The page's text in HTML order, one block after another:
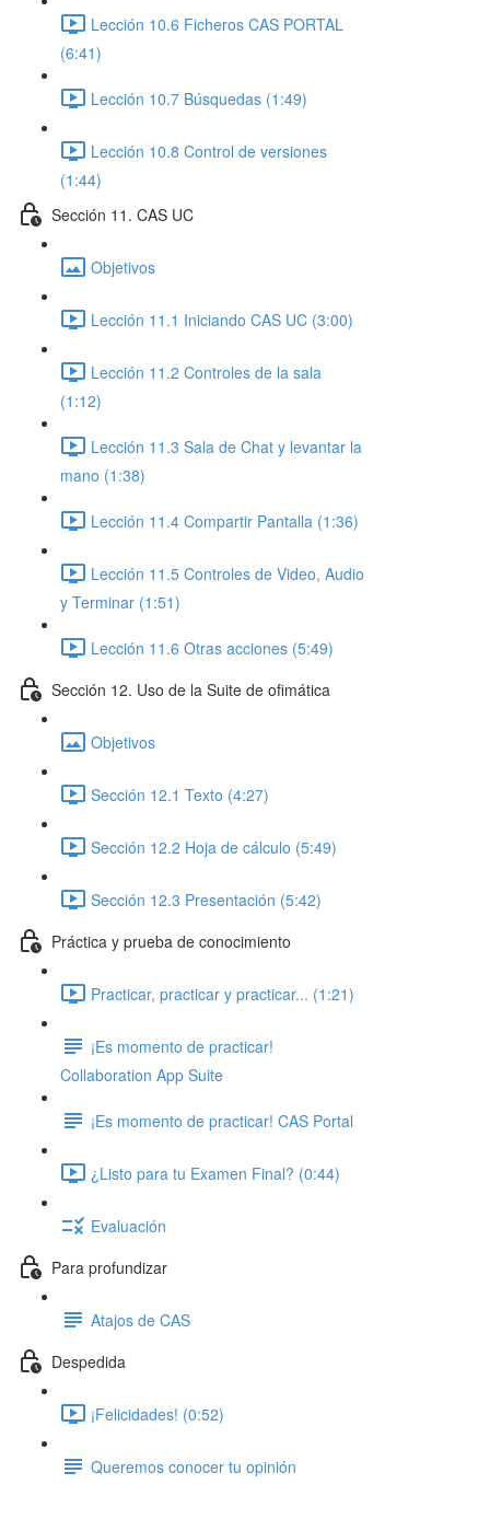
Lección 10.6 Ficheros CAS PORTAL
(6:41)
Lección 10.7 Búsquedas (1:49)
Lección 10.8 Control de versiones
(1:44)
Sección 11. CAS UC
Objetivos
Lección 11.1 Iniciando CAS UC (3:00)
Lección 11.2 Controles de la sala
(1:12)
Lección 11.3 Sala de Chat y levantar la
mano (1:38)
Lección 11.4 Compartir Pantalla (1:36)
Lección 11.5 Controles de Video, Audio
y Terminar (1:51)
Lección 11.6 Otras acciones (5:49)
Sección 12. Uso de la Suite de ofimática
Objetivos
Sección 12.1 Texto (4:27)
Sección 12.2 Hoja de cálculo (5:49)
Sección 12.3 Presentación (5:42)
Práctica y prueba de conocimiento
Practicar, practicar y practicar... (1:21)
¡Es momento de practicar!
Collaboration App Suite
¡Es momento de practicar! CAS Portal
¿Listo para tu Examen Final? (0:44)
Evaluación
Para profundizar
Atajos de CAS
Despedida
¡Felicidades! (0:52)
Queremos conocer tu opinión